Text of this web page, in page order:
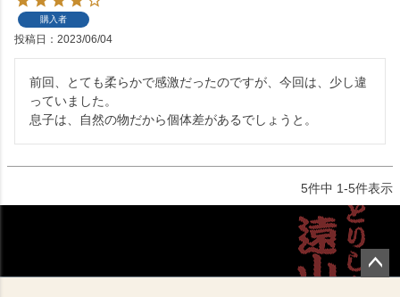
購入者
投稿日 2023/06/04
前回、とても柔らかで感激だったのですが、今回は、少し違
っていました。
息子は、自然の物だから個体差があるでしょうと。
5件中 1-5件表示